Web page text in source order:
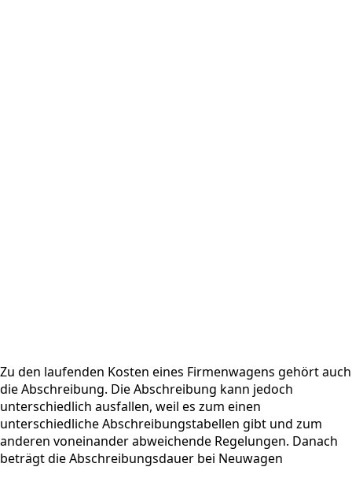
Zu den laufenden Kosten eines Firmenwagens gehört auch
die Abschreibung. Die Abschreibung kann jedoch
unterschiedlich ausfallen, weil es zum einen
unterschiedliche Abschreibungstabellen gibt und zum
anderen voneinander abweichende Regelungen. Danach
beträgt die Abschreibungsdauer bei Neuwagen